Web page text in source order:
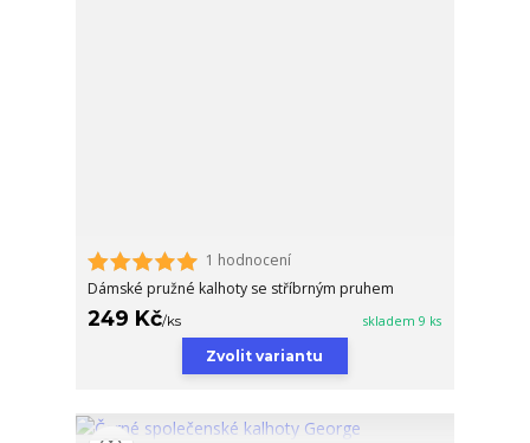
1 hodnocení
Dámské pružné kalhoty se stříbrným pruhem
249 Kč/ks skladem 9 ks
Zvolit variantu